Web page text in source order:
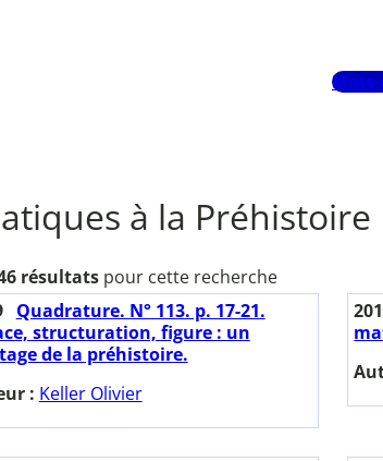
Mots-
à la Préhistoire
résultatspour cette recherche
Quadrature. N° 113. p. 17-21.
structuration, figure : un
de la préhistoire.
: Keller Olivier